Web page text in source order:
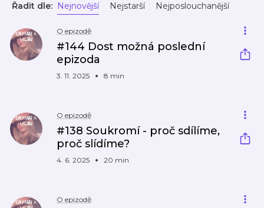
Řadit dle: Nejnovější Nejstarší Nejposlouchanější
O epizodě
#144 Dost možná poslední
epizoda
3. 11. 2025 8 min
O epizodě
#138 Soukromí - proč sdílíme,
proč slídíme?
4. 6. 2025 20 min
O epizodě